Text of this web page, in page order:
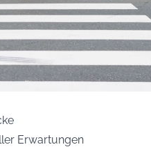
Erwartungen